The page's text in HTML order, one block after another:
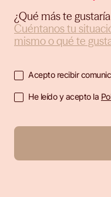
¿Qué más te
Acepto recibir
He leído y acepto la